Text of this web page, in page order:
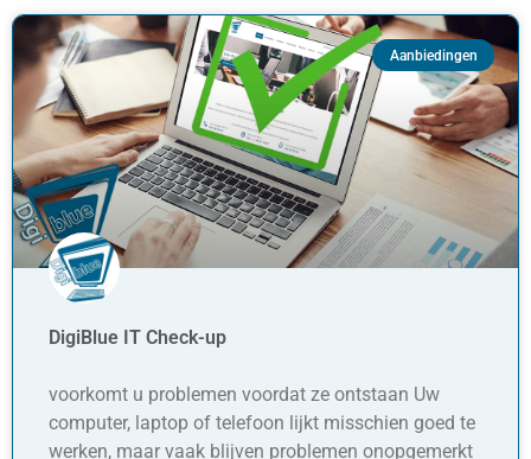
Aanbiedingen
DigiBlue IT Check-up
voorkomt u problemen voordat ze ontstaan Uw
computer, laptop of telefoon lijkt misschien goed te
werken, maar vaak blijven problemen onopgemerkt